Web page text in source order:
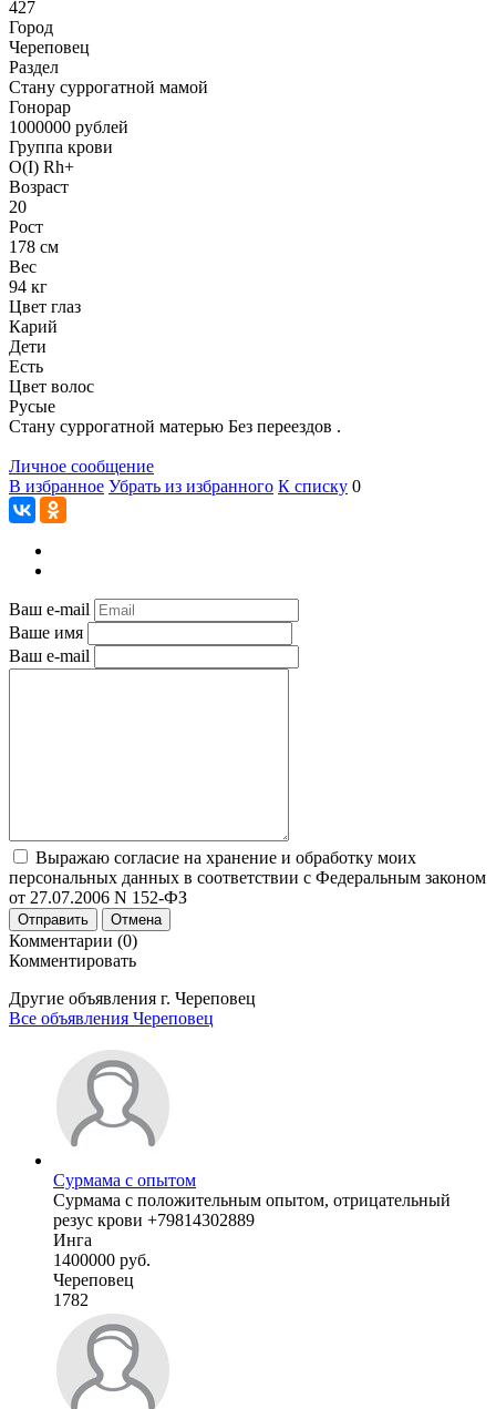
427
Город
Череповец
Раздел
Cтану суррогатной мамой
Гонoрар
1000000 рублей
Группа крови
O(I) Rh+
Возраст
20
Рост
178 см
Вес
94 кг
Цвет глаз
Карий
Дети
Есть
Цвет волос
Русые
Стану суррогатной матерью Без переездов .
Личное сообщение
В избранное Убрать из избранного К списку 0
Ваш e-mail
Ваше имя
Ваш e-mail
Выражаю согласие на хранение и обработку моих
персональных данных в соответствии с Федеральным законом
от 27.07.2006 N 152-ФЗ
Отправить Отмена
Комментарии (0)
Комментировать
Другие объявления г. Череповец
Все объявления Череповец
Сурмама с опытом
Сурмама с положительным опытом, отрицательный
резус крови +79814302889
Инга
1400000 руб.
Череповец
1782